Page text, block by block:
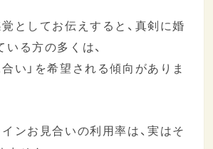
覚としてお伝えすると、真剣に婚
る方の多くは、
い」を希望される傾向がありま
ンお見合いの利用率は、実はそ